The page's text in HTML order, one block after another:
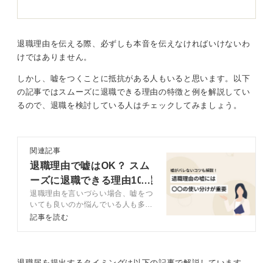
の理由で、いつごろ退職したいと考えています」と伝え
るのが基本です。
れば良いというものでもありません。
時期をきちんと選んでお伝えすれば、きれいに辞められ
ると思います。
0
退職理由を伝える際、必ずしも本音を伝えなければいけないわ
けではありません。
しかし、嘘をつくことに抵抗がある人もいると思います。以下
の記事ではスムーズに退職できる理由の特徴と例を解説してい
るので、退職を検討している人はチェックしてみましょう。
関連記事
退職理由で嘘はOK？ スム
ーズに退職できる理由10選
をプロと解説
退職理由を言いづらい場合、嘘をつ
いても良いのか悩んでいる人も多い
はず。退職理由に嘘をついても問題
コンサルタントの知見を交えて解説
記事を読む